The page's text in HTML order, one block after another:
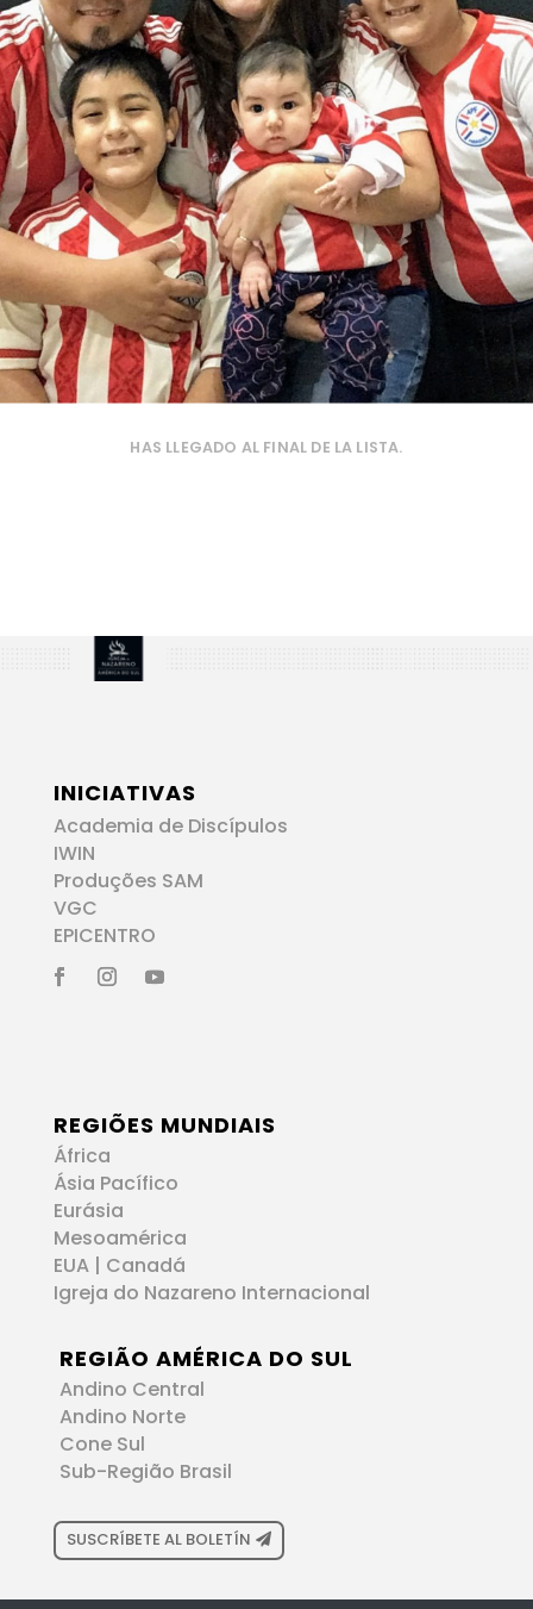
HAS LLEGADO AL FINAL DE LA LISTA.
INICIATIVAS
Academia de Discípulos
IWIN
Produções SAM
VGC
EPICENTRO
REGIÕES MUNDIAIS
África
Ásia Pacífico
Eurásia
Mesoamérica
EUA | Canadá
Igreja do Nazareno Internacional
REGIÃO AMÉRICA DO SUL
Andino Central
Andino Norte
Cone Sul
Sub-Região Brasil
SUSCRÍBETE AL BOLETÍN